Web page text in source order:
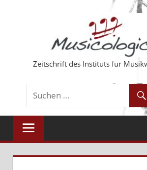
Zeitschrift des Instituts für